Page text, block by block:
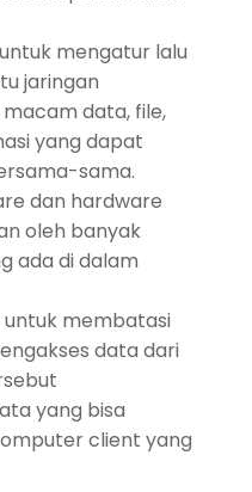
mengatur lalu
jaringan
data, file,
yang dapat
sama.
dan hardware
oleh banyak
ada di dalam
untuk membatasi
data dari
yang bisa
client yang